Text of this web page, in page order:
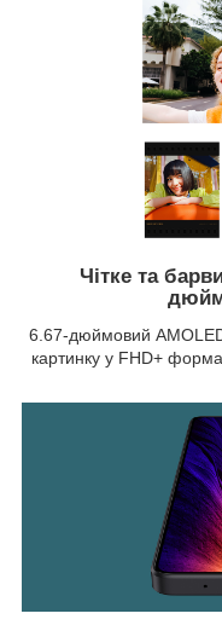
Чітке та
6.67-дюймовий
картинку у FHD+